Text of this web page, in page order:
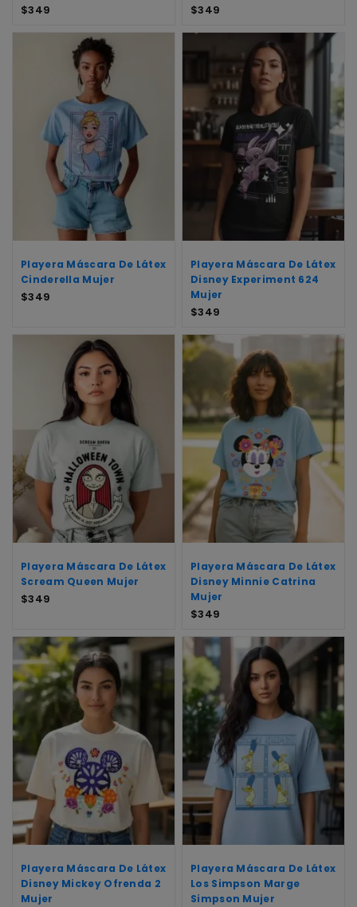
$349 $349
Playera Máscara De Látex
Cinderella Mujer
$349
Playera Máscara De Látex
Disney Experiment 624
Mujer
$349
Playera Máscara De Látex
Scream Queen Mujer
$349
Playera Máscara De Látex
Disney Minnie Catrina
Mujer
$349
Playera Máscara De Látex
Disney Mickey Ofrenda 2
Mujer
Playera Máscara De Látex
Los Simpson Marge
Simpson Mujer